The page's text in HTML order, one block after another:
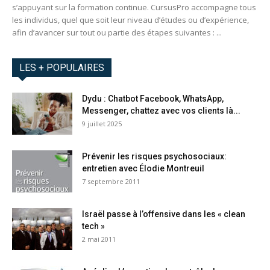
s’appuyant sur la formation continue. CursusPro accompagne tous
les individus, quel que soit leur niveau d’études ou d’expérience,
afin d’avancer sur tout ou partie des étapes suivantes : ...
LES + POPULAIRES
Dydu : Chatbot Facebook, WhatsApp,
Messenger, chattez avec vos clients là...
9 juillet 2025
Prévenir les risques psychosociaux:
entretien avec Élodie Montreuil
7 septembre 2011
Israël passe à l’offensive dans les « clean
tech »
2 mai 2011